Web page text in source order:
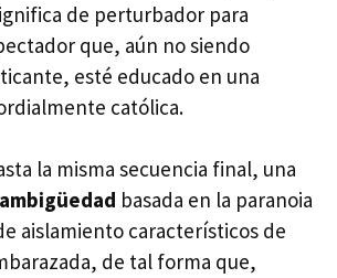
de perturbador para
que, aún no siendo
esté educado en una
católica.
la misma secuencia final, una
basada en la paranoia
aislamiento característicos de
de tal forma que,